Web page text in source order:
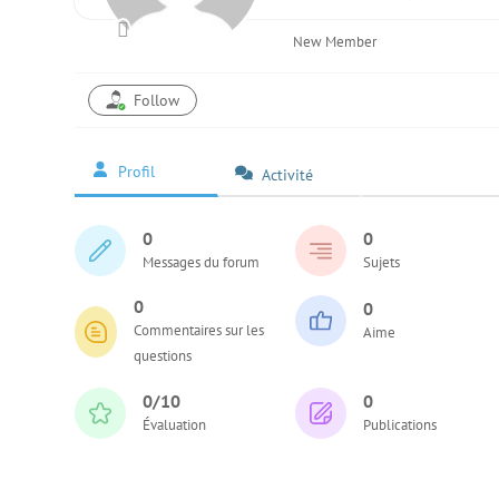
New Member
Follow
Profil Activité
0
Messages du forum
0
Sujets
0
Commentaires sur les
questions
0
Aime
0/10
Évaluation
0
Publications